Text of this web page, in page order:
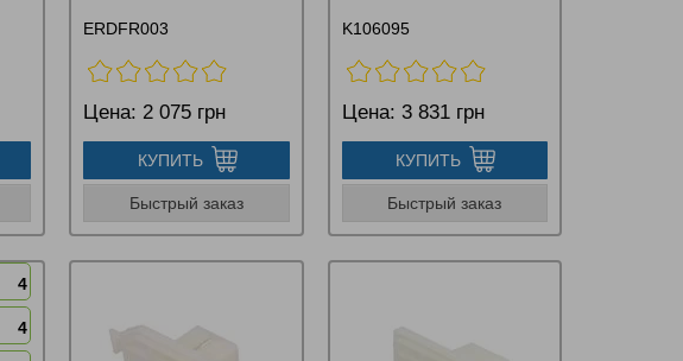
ERDFR003
Цена: 2 075 грн
КУПИТЬ
Быстрый заказ
K106095
Цена: 3 831 грн
КУПИТЬ
Быстрый заказ
4
4